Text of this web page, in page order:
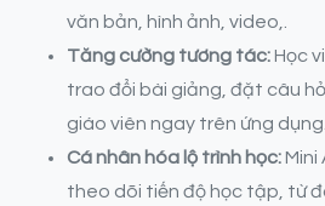
văn bản, hình ảnh, video,.
Tăng cường tương tác:Học
trao đổi bài giảng, đặt câu
giáo viên ngay trên ứng dụng.
Cá nhân hóa lộ trình học:Mini
theo dõi tiến độ học tập, từ